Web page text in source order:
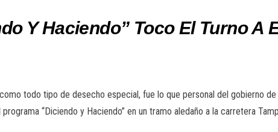
Y Haciendo” Toco El Turno A
todo tipo de desecho especial, fue lo que personal del gobierno
“Diciendo y Haciendo” en un tramo aledaño a la carretera